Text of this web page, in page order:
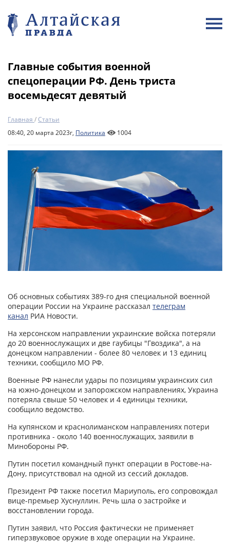
Главные события военной
спецоперации РФ. День триста
восемьдесят девятый
Главная /Статьи
08:40, 20 марта 2023г, Политика 1004
Об основных событиях 389-го дня специальной военной
операции России на Украине рассказал телеграм
канал РИА Новости.
На херсонском направлении украинские войска потеряли
до 20 военнослужащих и две гаубицы "Гвоздика", а на
донецком направлении - более 80 человек и 13 единиц
техники, сообщило МО РФ.
Военные РФ нанесли удары по позициям украинских сил
на южно-донецком и запорожском направлениях, Украина
потеряла свыше 50 человек и 4 единицы техники,
сообщило ведомство.
На купянском и краснолиманском направлениях потери
противника - около 140 военнослужащих, заявили в
Минобороны РФ.
Путин посетил командный пункт операции в Ростове-на-
Дону, присутствовал на одной из сессий докладов.
Президент РФ также посетил Мариуполь, его сопровождал
вице-премьер Хуснуллин. Речь шла о застройке и
восстановлении города.
Путин заявил, что Россия фактически не применяет
гиперзвуковое оружие в ходе операции на Украине.